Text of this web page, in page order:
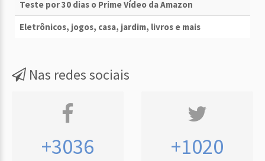
Teste por 30 dias o Prime Vídeo da Amazon
Eletrônicos, jogos, casa, jardim, livros e mais
Nas redes sociais
+3036 +1020